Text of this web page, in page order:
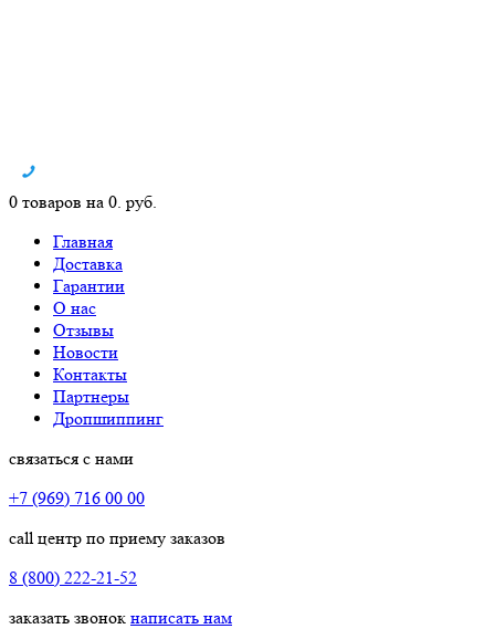
0 товаров на 0. руб.
Главная
Доставка
Гарантии
О нас
Отзывы
Новости
Контакты
Партнеры
Дропшиппинг
связаться с нами
+7 (969) 716 00 00
call центр по приему заказов
8 (800) 222-21-52
заказать звонок написать нам